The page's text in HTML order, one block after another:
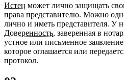
Истец может лично защищать
права представителю. Можно
лично и иметь представителя. У
Доверенность, заверенная в
устное или письменное
которое оглашается или
протокол.